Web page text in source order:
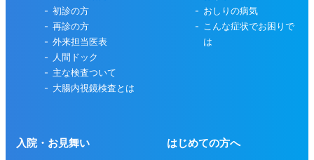
初診の方
再診の方
外来担当医表
人間ドック
主な検査ついて
大腸内視鏡検査とは
おしりの病気
こんな症状でお困りで
は
入院・お見舞い はじめての方へ